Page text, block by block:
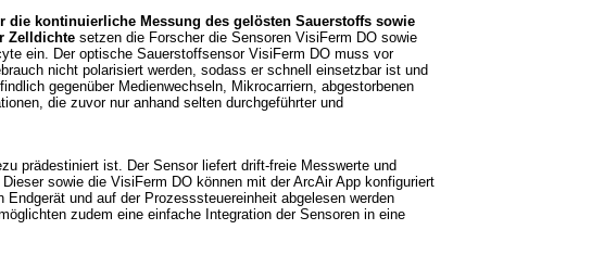
die kontinuierliche Messung des gelösten Sauerstoffs sowie
Zelldichte setzen die Forscher die Sensoren VisiFerm DO sowie
ein. Der optische Sauerstoffsensor VisiFerm DO muss vor
nicht polarisiert werden, sodass er schnell einsetzbar ist und
gegenüber Medienwechseln, Mikrocarriern, abgestorbenen
die zuvor nur anhand selten durchgeführter und
prädestiniert ist. Der Sensor liefert drift-freie Messwerte und
sowie die VisiFerm DO können mit der ArcAir App konfiguriert
und auf der Prozesssteuereinheit abgelesen werden
zudem eine einfache Integration der Sensoren in eine